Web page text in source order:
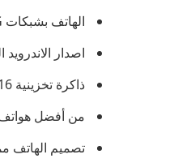
الهاتف بشبكات 3G و يتميز بقطع شبكة قوية يمكنك التقاط الاشارة في جميع الأماكن
اصدار الاندرويد الموجود في
ذاكرة تخزينية 16 جيجا ورام 1 جيجا مما يجعل الهاتف مميز جدا
من أفضل هواتف ذكية
تصميم الهاتف